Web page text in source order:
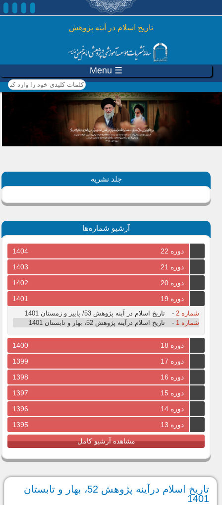
رفتن به محتوای اصلی
تاريخ اسلام در آينه پژوهش
☰ Menu
کلمات کلیدی خود را وارد
کنید
جلد نشریه
آرشیو شماره‌ها
دوره 22
1404
دوره 21
1403
دوره 20
1402
دوره 19
1401
شماره 2 -
تاریخ اسلام در آینه پژوهش 53/ پاییز و زمستان 1401
شماره 1
- تاریخ اسلام درآینه پژوهش 52، بهار و تابستان 1401
دوره 18
1400
دوره 17
1399
دوره 16
1398
دوره 15
1397
دوره 14
1396
دوره 13
1395
مشاهده آرشیو کامل
تاریخ اسلام درآینه پژوهش 52، بهار و تابستان
1401